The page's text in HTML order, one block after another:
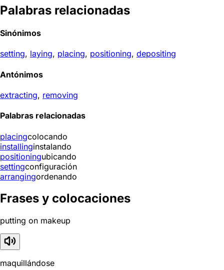
Palabras relacionadas
Sinónimos
setting, laying, placing, positioning, depositing
Antónimos
extracting, removing
Palabras relacionadas
placingcolocando
installinginstalando
positioningubicando
settingconfiguración
arrangingordenando
Frases y colocaciones
putting on makeup
maquillándose